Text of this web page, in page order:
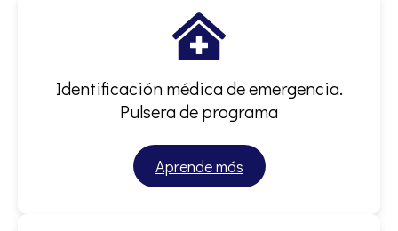
Identificación médica de emergencia.
Pulsera de programa
Aprende más